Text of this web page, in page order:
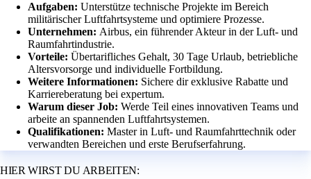
Aufgaben: Unterstütze technische Projekte im Bereich
militärischer Luftfahrtsysteme und optimiere Prozesse.
Unternehmen: Airbus, ein führender Akteur in der Luft- und
Raumfahrtindustrie.
Vorteile: Übertarifliches Gehalt, 30 Tage Urlaub, betriebliche
Altersvorsorge und individuelle Fortbildung.
Weitere Informationen: Sichere dir exklusive Rabatte und
Karriereberatung bei expertum.
Warum dieser Job: Werde Teil eines innovativen Teams und
arbeite an spannenden Luftfahrtsystemen.
Qualifikationen: Master in Luft- und Raumfahrttechnik oder
verwandten Bereichen und erste Berufserfahrung.
HIER WIRST DU ARBEITEN: